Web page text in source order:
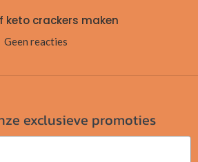
keto crackers maken
Geen reacties
exclusieve promoties